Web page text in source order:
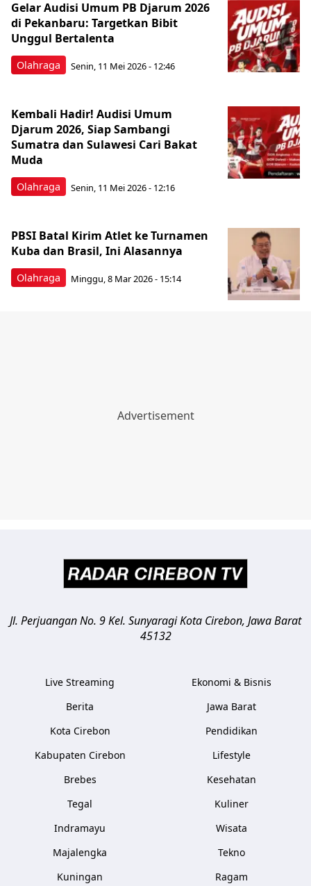
Olahraga
Gelar Audisi Umum PB Djarum 2026
di Pekanbaru: Targetkan Bibit
Unggul Bertalenta
Senin, 11 Mei 2026 - 12:46
Olahraga
Kembali Hadir! Audisi Umum
Djarum 2026, Siap Sambangi
Sumatra dan Sulawesi Cari Bakat
Muda
Senin, 11 Mei 2026 - 12:16
Olahraga
PBSI Batal Kirim Atlet ke Turnamen
Kuba dan Brasil, Ini Alasannya
Minggu, 8 Mar 2026 - 15:14
Jl. Perjuangan No. 9 Kel. SunyaragiKota Cirebon, Jawa Barat
45132
Live Streaming
Berita
Kota Cirebon
Kabupaten Cirebon
Brebes
Tegal
Indramayu
Majalengka
Kuningan
Ekonomi & Bisnis
Jawa Barat
Pendidikan
Lifestyle
Kesehatan
Kuliner
Wisata
Tekno
Ragam